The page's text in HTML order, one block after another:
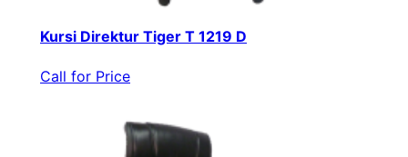
Kursi Direktur Tiger T 1219 D
Call for Price